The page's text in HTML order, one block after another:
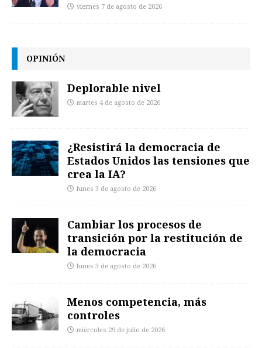
viernes 7 de agosto de 2026
OPINIÓN
Deplorable nivel
martes 4 de agosto de 2026
¿Resistirá la democracia de
Estados Unidos las tensiones que
crea la IA?
lunes 3 de agosto de 2026
Cambiar los procesos de
transición por la restitución de
la democracia
lunes 3 de agosto de 2026
Menos competencia, más
controles
miércoles 29 de julio de 2026